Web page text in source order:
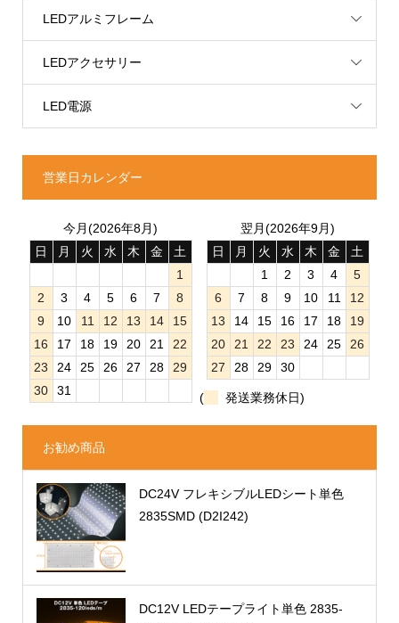
LEDアルミフレーム
LEDアクセサリー
LED電源
営業日カレンダー
今月(2026年8月)
日
月 火 水 木 金
土
1
2
3 4 5 6 7
8
9
10 11 12 13 14
15
16
17 18 19 20 21
22
23
24 25 26 27 28
29
30
31
翌月(2026年9月)
日
月 火 水 木 金
土
1
2 3 4
5
6
7 8 9 10 11
12
13
14 15 16 17 18
19
20
21 22 23 24 25
26
27
28 29 30
( 発送業務休日)
お勧め商品
DC24V フレキシブルLEDシート単色
2835SMD (D2I242)
DC12V LEDテープライト単色 2835-